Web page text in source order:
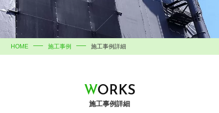
HOME 施工事例 施工事例詳細
WORKS
施工事例詳細